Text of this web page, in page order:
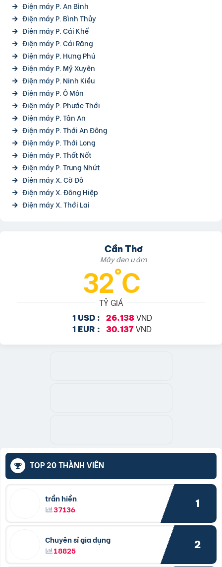
Điện máy P. An Bình
Điện máy P. Bình Thủy
Điện máy P. Cái Khế
Điện máy P. Cái Răng
Điện máy P. Hưng Phú
Điện máy P. Mỹ Xuyên
Điện máy P. Ninh Kiều
Điện máy P. Ô Môn
Điện máy P. Phước Thới
Điện máy P. Tân An
Điện máy P. Thới An Đông
Điện máy P. Thới Long
Điện máy P. Thốt Nốt
Điện máy P. Trung Nhứt
Điện máy X. Cờ Đỏ
Điện máy X. Đông Hiệp
Điện máy X. Thới Lai
Cần Thơ
Mây đen u ám
32°C
TỶ GIÁ
1 USD : 26.138VND
1 EUR : 30.137 VND
TOP 20 THÀNH VIÊN
trần hiền
37136
1
Chuyên sỉ gia dụng
18825
2